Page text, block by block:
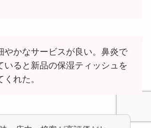
やかなサービスが良い。鼻炎で
いると新品の保湿ティッシュを
くれた。